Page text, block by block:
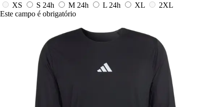
XS
S 24h M 24h L 24h XL
2XL
Este campo é obrigatório